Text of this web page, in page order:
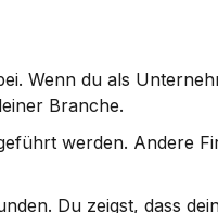
Wenn du als
Branche.
werden. Andere
Du zeigst, dass